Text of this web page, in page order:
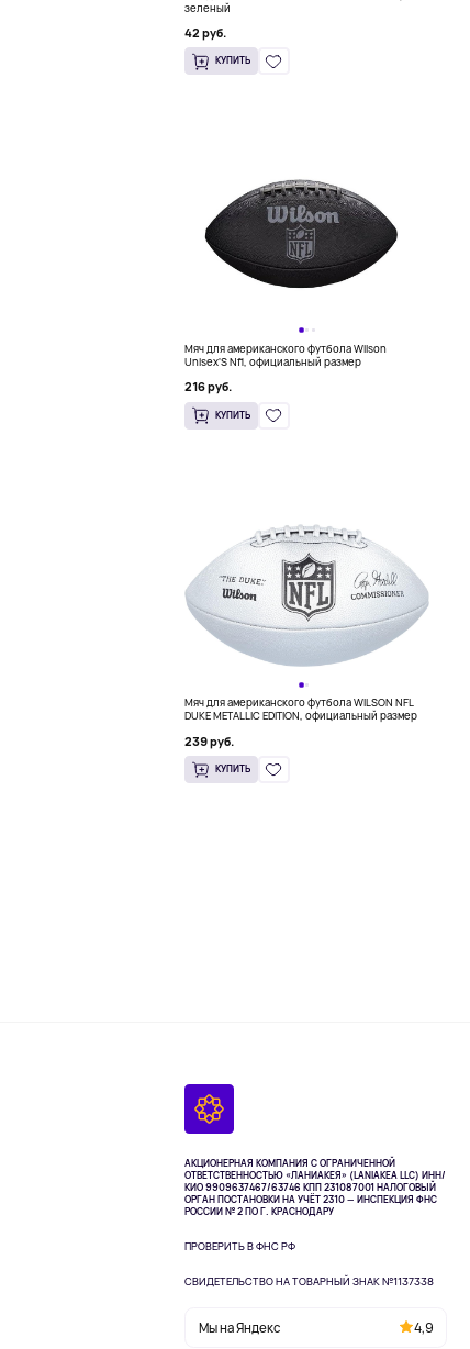
зеленый
42 руб.
КУПИТЬ
Мяч для американского футбола Wilson
Unisex'S Nfl, официальный размер
216 руб.
КУПИТЬ
Мяч для американского футбола WILSON NFL
DUKE METALLIC EDITION, официальный размер
239 руб.
КУПИТЬ
АКЦИОНЕРНАЯ КОМПАНИЯ С ОГРАНИЧЕННОЙ
ОТВЕТСТВЕННОСТЬЮ «ЛАНИАКЕЯ» (LANIAKEA LLC) ИНН/
КИО 9909637467/63746 КПП 231087001 НАЛОГОВЫЙ
ОРГАН ПОСТАНОВКИ НА УЧЁТ 2310 — ИНСПЕКЦИЯ ФНС
РОССИИ № 2 ПО Г. КРАСНОДАРУ
ПРОВЕРИТЬ В ФНС РФ
СВИДЕТЕЛЬСТВО НА ТОВАРНЫЙ ЗНАК №1137338
Мы на Яндекс 4,9